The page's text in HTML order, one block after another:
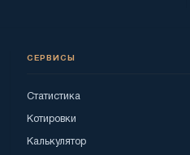
СЕРВИСЫ
Статистика
Котировки
Калькулятор